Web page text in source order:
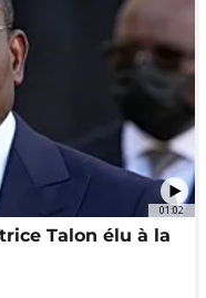
01:02
Talon élu à la